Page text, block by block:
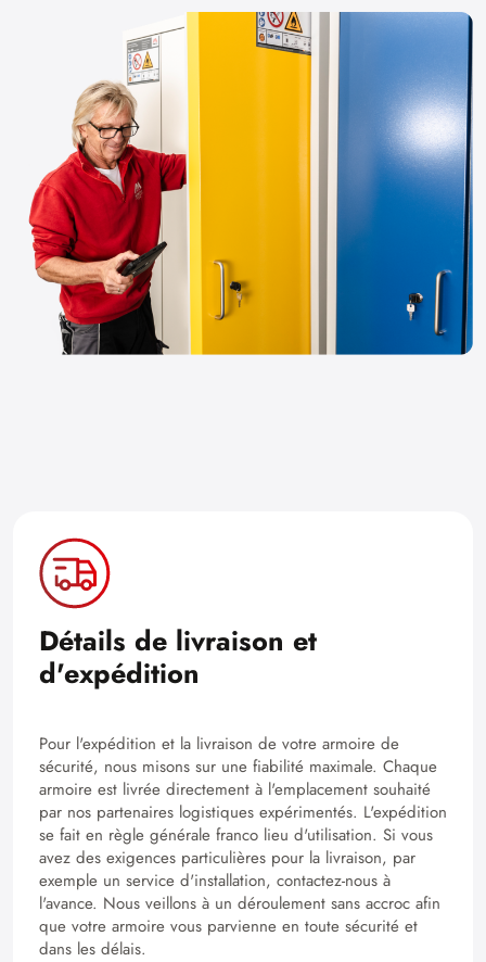
Détails de livraison et
d'expédition
Pour l'expédition et la livraison de votre armoire de
sécurité, nous misons sur une fiabilité maximale. Chaque
armoire est livrée directement à l'emplacement souhaité
par nos partenaires logistiques expérimentés. L'expédition
se fait en règle générale franco lieu d'utilisation. Si vous
avez des exigences particulières pour la livraison, par
exemple un service d'installation, contactez-nous à
l'avance. Nous veillons à un déroulement sans accroc afin
que votre armoire vous parvienne en toute sécurité et
dans les délais.